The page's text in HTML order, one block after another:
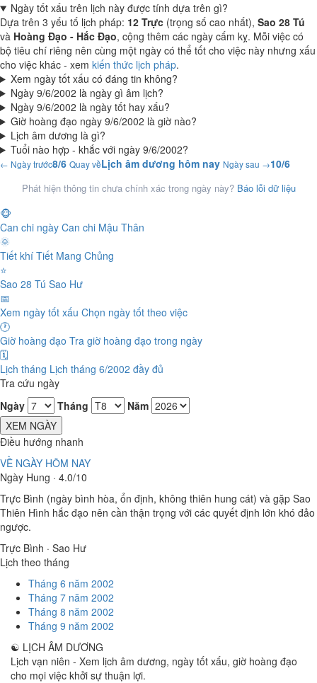
Ngày tốt xấu trên lịch này được tính dựa trên gì?
Dựa trên 3 yếu tố lịch pháp: 12 Trực (trọng số cao nhất), Sao 28 Tú
và Hoàng Đạo - Hắc Đạo, cộng thêm các ngày cấm kỵ. Mỗi việc có
bộ tiêu chí riêng nên cùng một ngày có thể tốt cho việc này nhưng xấu
cho việc khác - xem kiến thức lịch pháp.
Xem ngày tốt xấu có đáng tin không?
Ngày 9/6/2002 là ngày gì âm lịch?
Ngày 9/6/2002 là ngày tốt hay xấu?
Giờ hoàng đạo ngày 9/6/2002 là giờ nào?
Lịch âm dương là gì?
Tuổi nào hợp - khắc với ngày 9/6/2002?
← Ngày trước8/6 Quay vềLịch âm dương hôm nay Ngày sau →10/6
Phát hiện thông tin chưa chính xác trong ngày này? Báo lỗi dữ liệu
🐵
Can chi ngày Can chi Mậu Thân
🌞
Tiết khí Tiết Mang Chủng
⭐
Sao 28 Tú Sao Hư
📅
Xem ngày tốt xấu Chọn ngày tốt theo việc
🕐
Giờ hoàng đạo Tra giờ hoàng đạo trong ngày
🗓️
Lịch tháng Lịch tháng 6/2002 đầy đủ
Tra cứu ngày
Ngày
Tháng
Năm
XEM NGÀY
Điều hướng nhanh
VỀ NGÀY HÔM NAY
Ngày Hung · 4.0/10
Trực Bình (ngày bình hòa, ổn định, không thiên hung cát) và gặp Sao
Thiên Hình hắc đạo nên cần thận trọng với các quyết định lớn khó đảo
ngược.
Trực Bình · Sao Hư
Lịch theo tháng
Tháng 6 năm 2002
Tháng 7 năm 2002
Tháng 8 năm 2002
Tháng 9 năm 2002
☯ LỊCH ÂM DƯƠNG
Lịch vạn niên - Xem lịch âm dương, ngày tốt xấu, giờ hoàng đạo
cho mọi việc khởi sự thuận lợi.